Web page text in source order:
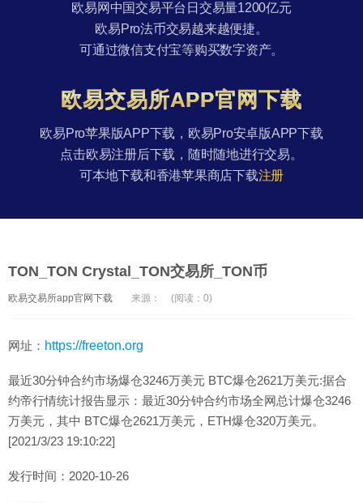
欧易网中国交易平台日交易量1200亿元
欧易Pro法币交易越来越便捷。
可通过微信支付宝等购买数字资产。
欧易交易所APP官网下载
欧易Pro苹果版APP下载，欧易Pro安卓版APP下载
点击欧易注册后下载，随时随地进行交易。
可本地下载和香港苹果商店下载注册
TON_TON Crystal_TON交易所_TON币
欧易交易所app官网下载 来源： (阅读：0)
网址： https://freeton.org
最近30分钟合约市场爆仓3246万美元 BTC爆仓2621万美元:据合
约帝行情统计报告显示：最近30分钟合约市场全网总计爆仓3246
万美元，其中 BTC爆仓2621万美元，ETH爆仓320万美元。
[2021/3/23 19:10:22]
发行时间：2020-10-26